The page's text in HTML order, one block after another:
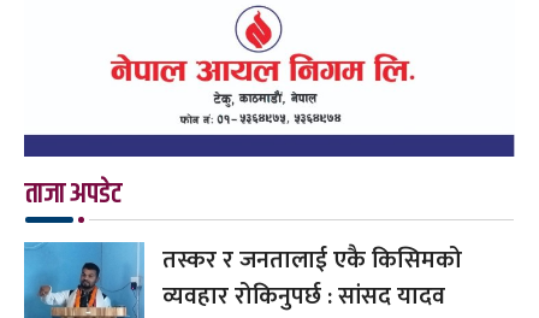
ताजा अपडेट
तस्कर र जनतालाई एकै किसिमको
व्यवहार रोकिनुपर्छ : सांसद यादव